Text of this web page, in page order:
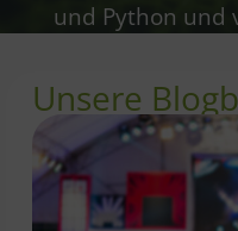
und Python und
Unsere